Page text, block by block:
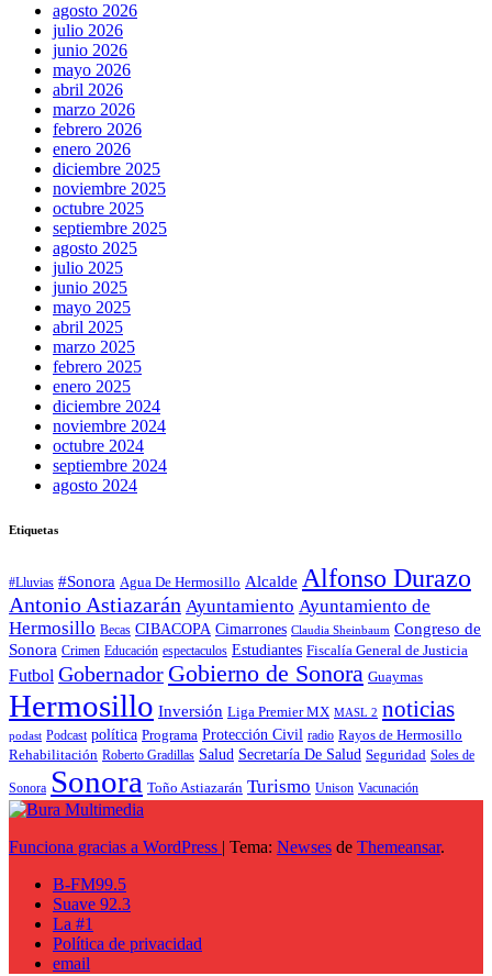
agosto 2026
julio 2026
junio 2026
mayo 2026
abril 2026
marzo 2026
febrero 2026
enero 2026
diciembre 2025
noviembre 2025
octubre 2025
septiembre 2025
agosto 2025
julio 2025
junio 2025
mayo 2025
abril 2025
marzo 2025
febrero 2025
enero 2025
diciembre 2024
noviembre 2024
octubre 2024
septiembre 2024
agosto 2024
Etiquetas
#Lluvias #Sonora Agua De Hermosillo Alcalde Alfonso Durazo
Antonio Astiazarán Ayuntamiento Ayuntamiento de
Hermosillo Becas CIBACOPA Cimarrones Claudia Sheinbaum Congreso de
Sonora Crimen Educación espectaculos Estudiantes Fiscalía General de Justicia
Futbol Gobernador Gobierno de Sonora Guaymas
Hermosillo Inversión Liga Premier MX MASL 2 noticias
podast Podcast política Programa Protección Civil radio Rayos de Hermosillo
Rehabilitación Roberto Gradillas Salud Secretaría De Salud Seguridad Soles de
Sonora Sonora Toño Astiazarán Turismo Unison Vacunación
Funciona gracias a WordPress | Tema: Newses de Themeansar.
B-FM99.5
Suave 92.3
La #1
Política de privacidad
email